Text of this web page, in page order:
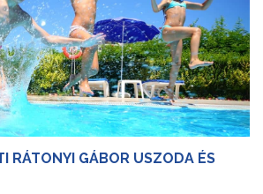
RÁTONYI GÁBOR USZODA ÉS